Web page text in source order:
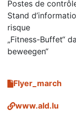
Postes de
Stand
risque
„Fitness-Buffet“
beweegen“
Flyer_march
www.ald.lu